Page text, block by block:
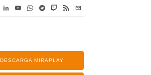
DESCARGA MIRAPLAY